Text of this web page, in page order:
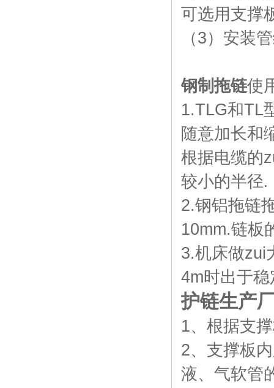
可选用支
（3）安装
钢制拖链使
1.TLG和TL
随意加长和
根据电缆的
较小的半径.
2.钢铝拖链
10mm.链板
3.机床做zui
4m时出于
护链生产
1、根据支
2、支撑板
液、气软管